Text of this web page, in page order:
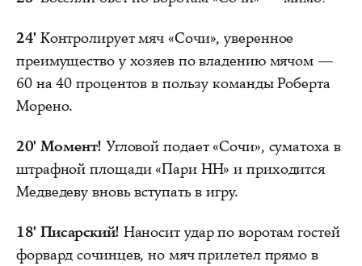
24' Контролирует мяч «Сочи», уверенное
преимущество у хозяев по владению мячом —
60 на 40 процентов в пользу команды Роберта
Морено.
20' Момент! Угловой подает «Сочи», суматоха в
штрафной площади «Пари НН» и приходится
Медведеву вновь вступать в игру.
18' Писарский! Наносит удар по воротам гостей
форвард сочинцев, но мяч прилетел прямо в